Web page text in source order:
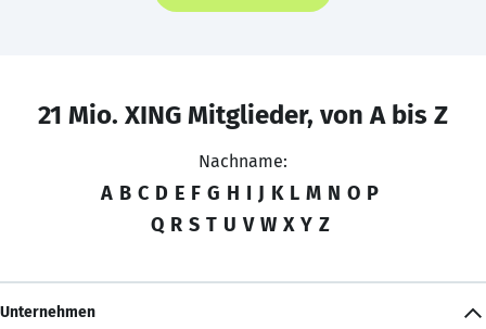
21 Mio. XING Mitglieder, von A bis Z
Nachname:
A B C D E F G H I J K L M N O P
Q R S T U V W X Y Z
Unternehmen